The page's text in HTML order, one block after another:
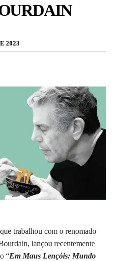
2023
trabalhou com o renomado
lançou recentemente
“Em Maus Lençóis: Mundo